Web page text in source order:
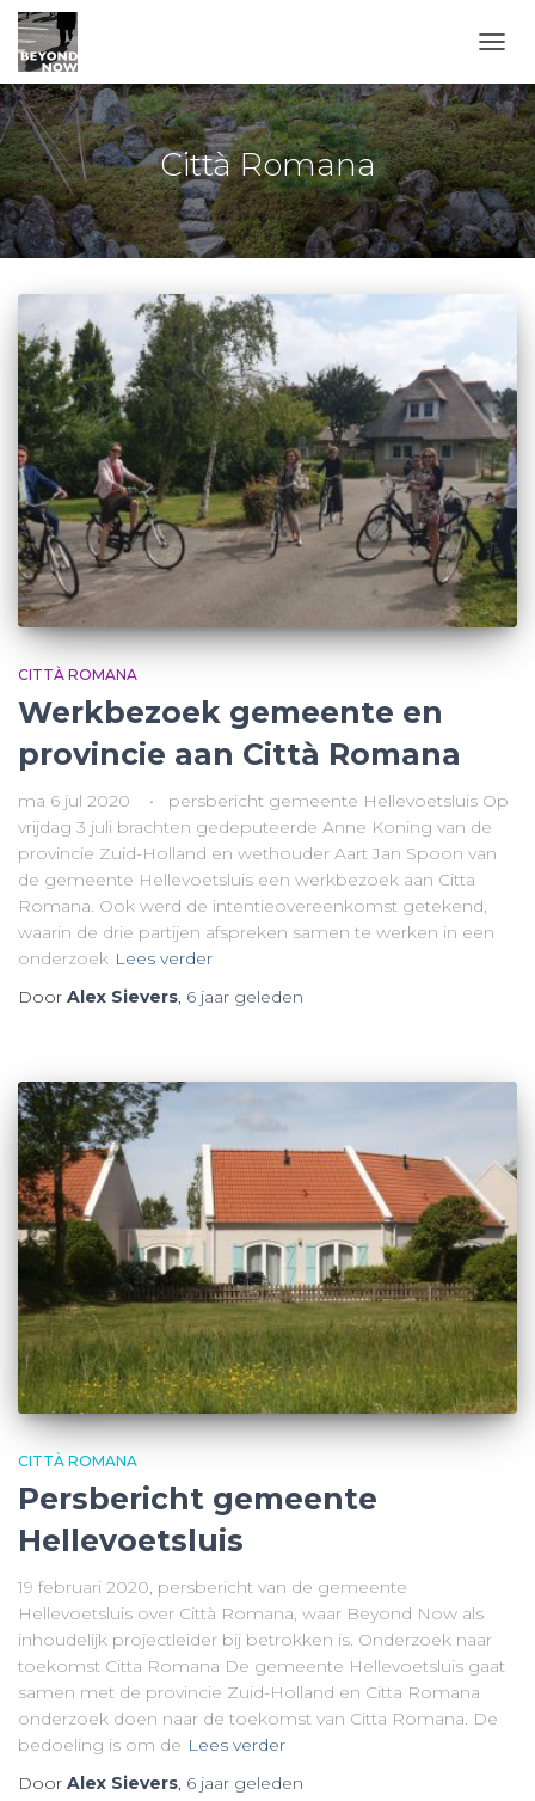
Città Romana
CITTÀ ROMANA
Werkbezoek gemeente en
provincie aan Città Romana
ma 6 jul 2020 • persbericht gemeente Hellevoetsluis Op
vrijdag 3 juli brachten gedeputeerde Anne Koning van de
provincie Zuid-Holland en wethouder Aart Jan Spoon van
de gemeente Hellevoetsluis een werkbezoek aan Citta
Romana. Ook werd de intentieovereenkomst getekend,
waarin de drie partijen afspreken samen te werken in een
onderzoek Lees verder
Door Alex Sievers, 6 jaar geleden
CITTÀ ROMANA
Persbericht gemeente
Hellevoetsluis
19 februari 2020, persbericht van de gemeente
Hellevoetsluis over Città Romana, waar Beyond Now als
inhoudelijk projectleider bij betrokken is. Onderzoek naar
toekomst Citta Romana De gemeente Hellevoetsluis gaat
samen met de provincie Zuid-Holland en Citta Romana
onderzoek doen naar de toekomst van Citta Romana. De
bedoeling is om de Lees verder
Door Alex Sievers, 6 jaar geleden